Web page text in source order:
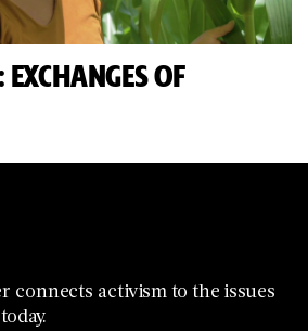
OF
connects activism to the issues